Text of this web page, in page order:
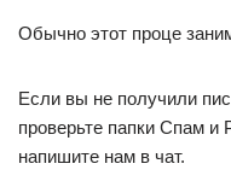
Обычно этот проце
Если вы не получили
проверьте папки Спам и
напишите нам в чат.